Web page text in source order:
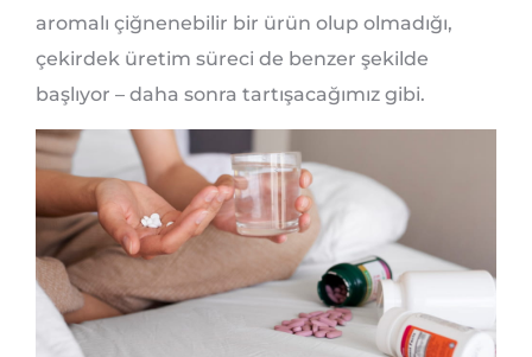
aromalı çiğnenebilir bir ürün olup olmadığı,
çekirdek üretim süreci de benzer şekilde
başlıyor – daha sonra tartışacağımız gibi.